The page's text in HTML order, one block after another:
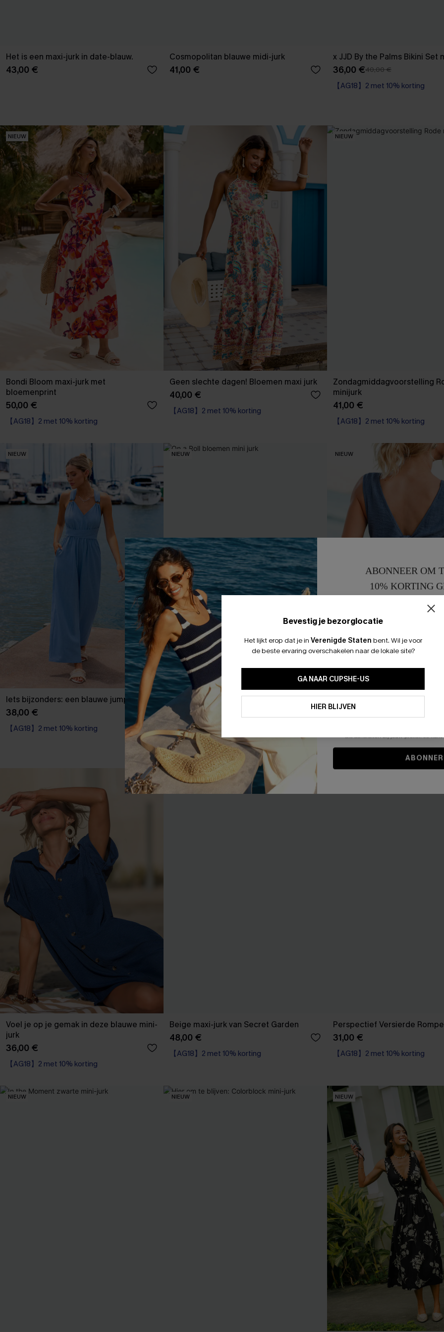
Het is een maxi-jurk in date-blauw.
43,00 €
Cosmopolitan blauwe midi-jurk
41,00 €
x JJD By the Palms Bikini Set
36,00 €40,00 €
【AG18】2 met 10% korting
NIEUW
Bondi Bloom maxi-jurk met
bloemenprint
50,00 €
【AG18】2 met 10% korting
【AG18】2 met 10% korting
Geen slechte dagen! Bloemen maxi jurk
40,00 €
【AG18】2 met 10% korting
NIEUW
Zondagmiddagvoorstelling
minijurk
41,00 €
【AG18】2 met 10% korting
NIEUW
Iets bijzonders: een blauwe jumpsuit
38,00 €
【AG18】2 met 10% korting
NIEUW
On a Roll bloemen mini jurk
41,00 €
【AG18】2 met 10% korting
NIEUW
Vertel me erover blauwe
40,00 €
Voel je op je gemak in deze blauwe mini-
jurk
36,00 €
【AG18】2 met 10% korting
NIEUW
Beige maxi-jurk van Secret Garden
48,00 €
【AG18】2 met 10% korting
Perspectief Versierde
31,00 €
【AG18】2 met 10% korting
NIEUW NIEUW NIEUW
Bevestig je bezorglocatie
Het lijkt erop dat je in Verenigde Staten bent. Wil je voor
de beste ervaring overschakelen naar de lokale site?
GA NAAR CUPSHE-US
HIER BLIJVEN
ABONNEER OM
10% KORTING
15%
Door je contactgegevens in te
Algemene
stemt er tevens mee in om
en gepersonaliseerde
winkelwagen) en e-mails van
niet vereist voor een aankoop. We
informatie gebruiken om producten
die aansluiten bij jouw profiel. Je